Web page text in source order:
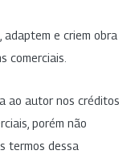
adaptem e criem obra
comerciais.
ao autor nos créditos
porém não
termos dessa